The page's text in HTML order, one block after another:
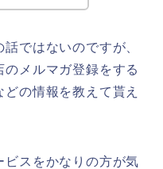
ではないのですが、
メルマガ登録をする
の情報を教えて貰え
ビスをかなりの方が気